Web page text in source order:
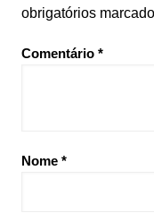
obrigatórios
Comentário *
Nome *